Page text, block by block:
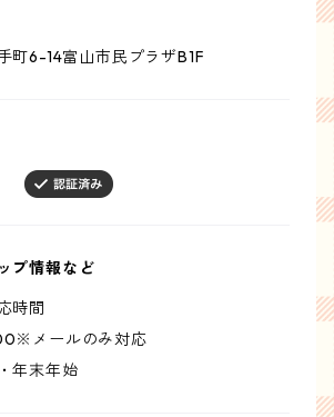
町6-14富山市民プラザB1F
プ情報など
時間
メールのみ対応
年末年始